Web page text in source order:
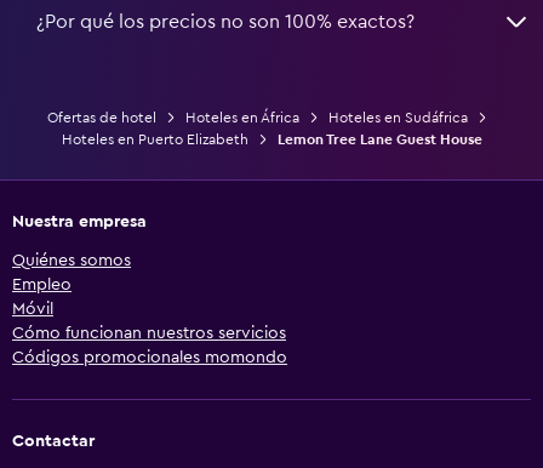
¿Por qué los precios no son 100% exactos?
Ofertas de hotel Hoteles en África
Hoteles en Sudáfrica
Hoteles en Puerto Elizabeth
Lemon Tree Lane Guest House
Nuestra empresa
Quiénes somos
Empleo
Móvil
Cómo funcionan nuestros servicios
Códigos promocionales momondo
Contactar